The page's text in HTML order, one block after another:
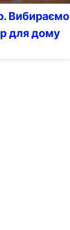
Вибираємо
для дому